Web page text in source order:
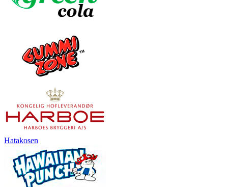
Hatakosen